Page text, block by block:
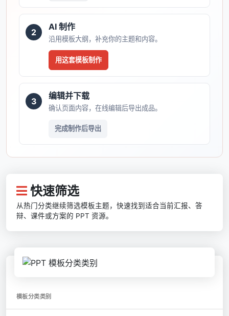
2
AI 制作
沿用模板大纲，补充你的主题和内容。
用这套模板制作
3
编辑并下载
确认页面内容，在线编辑后导出成品。
完成制作后导出
快速筛选
从热门分类继续筛选模板主题，快速找到适合当前汇报、答
辩、课件或方案的 PPT 资源。
模板分类类别